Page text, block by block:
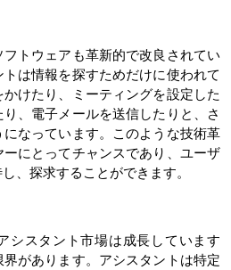
トウェアも革新的で改良されてい
は情報を探すためだけに使われて
けたり、ミーティングを設定した
、電子メールを送信したりと、さ
なっています。このような技術革
にとってチャンスであり、ユーザ
、探求することができます。
シスタント市場は成長しています
があります。アシスタントは特定